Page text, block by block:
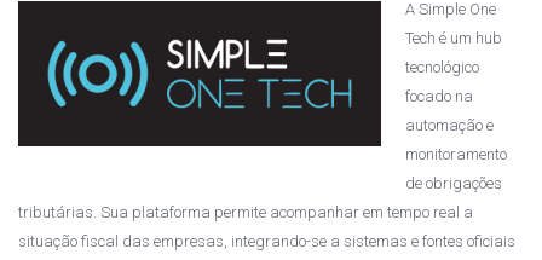
A Simple One
Tech é um hub
tecnológico
focado na
automação e
monitoramento
de obrigações
tributárias. Sua plataforma permite acompanhar em tempo real a
situação fiscal das empresas, integrando-se a sistemas e fontes oficiais